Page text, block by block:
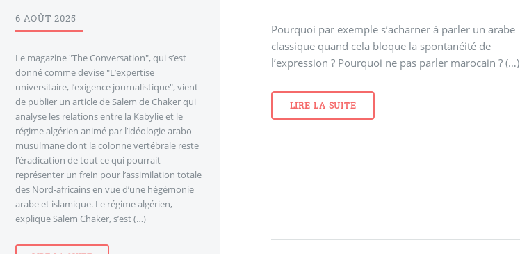
Pourquoi par exemple s’acharner à parler un arabe
classique quand cela bloque la spontanéité de
l’expression ? Pourquoi ne pas parler marocain ? (…)
LIRE LA SUITE
6 AOÛT 2025
Le magazine "The Conversation", qui s’est
donné comme devise "L’expertise
universitaire, l’exigence journalistique", vient
de publier un article de Salem de Chaker qui
analyse les relations entre la Kabylie et le
régime algérien animé par l’idéologie arabo-
musulmane dont la colonne vertébrale reste
l’éradication de tout ce qui pourrait
représenter un frein pour l’assimilation totale
des Nord-africains en vue d’une hégémonie
arabe et islamique. Le régime algérien,
explique Salem Chaker, s’est (…)